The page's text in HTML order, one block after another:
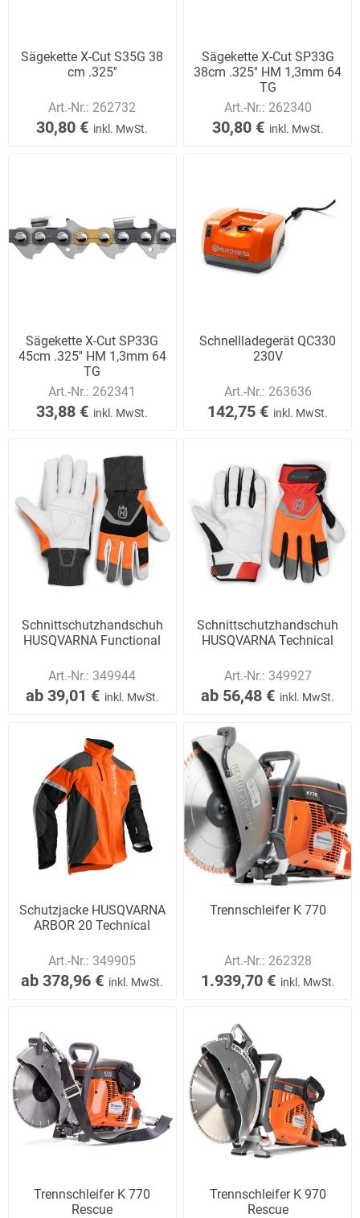
Sägekette X-Cut S35G 38
cm .325''
Art.-Nr.: 262732
30,80 € inkl. MwSt.
Sägekette X-Cut SP33G
38cm .325'' HM 1,3mm 64
TG
Art.-Nr.: 262340
30,80 € inkl. MwSt.
Sägekette X-Cut SP33G
45cm .325'' HM 1,3mm 64
TG
Art.-Nr.: 262341
33,88 € inkl. MwSt.
Schnellladegerät QC330
230V
Art.-Nr.: 263636
142,75 € inkl. MwSt.
Schnittschutzhandschuh
HUSQVARNA Functional
Art.-Nr.: 349944
ab 39,01 € inkl. MwSt.
Schnittschutzhandschuh
HUSQVARNA Technical
Art.-Nr.: 349927
ab 56,48 € inkl. MwSt.
Schutzjacke HUSQVARNA
ARBOR 20 Technical
Art.-Nr.: 349905
ab 378,96 € inkl. MwSt.
Trennschleifer K 770
Art.-Nr.: 262328
1.939,70 € inkl. MwSt.
Trennschleifer K 770
Rescue
Trennschleifer K 970
Rescue